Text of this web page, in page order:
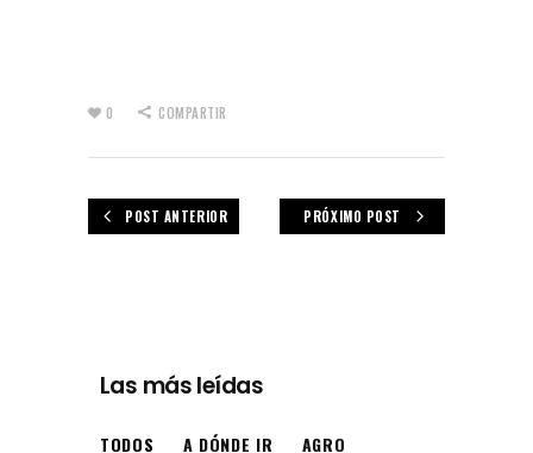
0 COMPARTIR
POST ANTERIOR PRÓXIMO POST
Las más leídas
TODOS A DÓNDE IR AGRO